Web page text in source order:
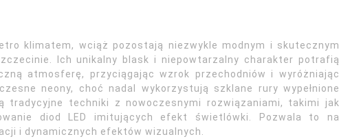
klimatem, wciąż pozostają niezwykle modnym i skutecznym
Ich unikalny blask i niepowtarzalny charakter potrafią
atmosferę, przyciągając wzrok przechodniów i wyróżniając
neony, choć nadal wykorzystują szklane rury wypełnione
tradycyjne techniki z nowoczesnymi rozwiązaniami, takimi jak
diod LED imitujących efekt świetlówki. Pozwala to na
i dynamicznych efektów wizualnych.